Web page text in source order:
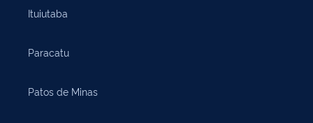
Ituiutaba
Paracatu
Patos de Minas